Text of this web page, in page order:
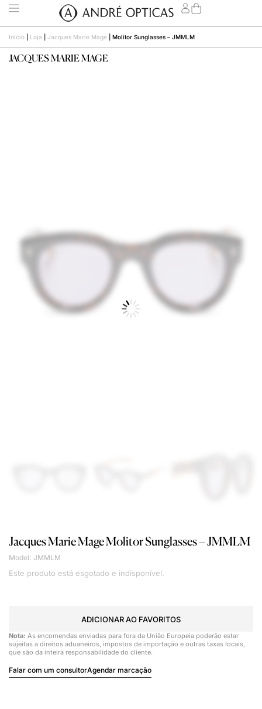
Início Loja Jacques Marie Mage Molitor Sunglasses – JMMLM
JACQUES MARIE MAGE
Jacques Marie MageMolitor Sunglasses – JMMLM
Model: JMMLM
Este produto está esgotado e indisponível.
ADICIONAR AO FAVORITOS
Nota: As encomendas enviadas para fora da União Europeia poderão estar
sujeitas a direitos aduaneiros, impostos de importação e outras taxas locais,
que são da inteira responsabilidade do cliente.
Falar com um consultorAgendar marcação